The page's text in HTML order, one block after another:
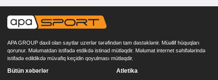
APA GROUP daxil olan saytlar uzerlər tərəfindən tam dəstəklənir. Müəllif hüquqları
qorunur. Məlumatdan istifadə etdikdə istinad mütləqdir. Məlumat internet səhifələrində
istifadə edildikdə müvafiq keçidin qoyulması mütləqdir.
Bütün xəbərlər Atletika